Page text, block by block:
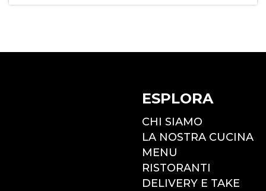
ESPLORA
CHI SIAMO
LA NOSTRA CUCINA
MENU
RISTORANTI
DELIVERY E TAKE